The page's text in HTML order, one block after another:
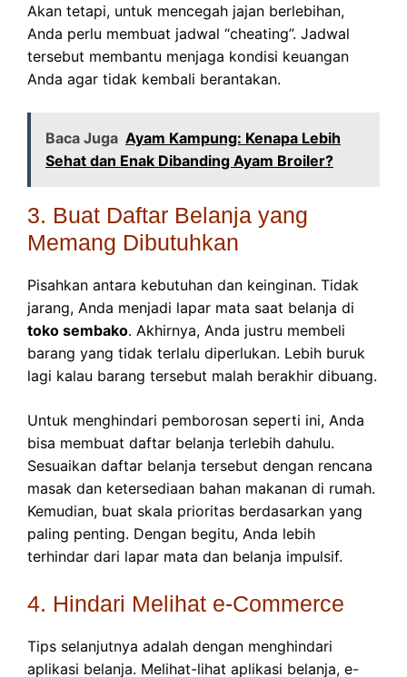
Akan tetapi, untuk mencegah jajan berlebihan,
Anda perlu membuat jadwal “cheating”. Jadwal
tersebut membantu menjaga kondisi keuangan
Anda agar tidak kembali berantakan.
Baca Juga Ayam Kampung: Kenapa Lebih
Sehat dan Enak Dibanding Ayam Broiler?
3. Buat Daftar Belanja yang
Memang Dibutuhkan
Pisahkan antara kebutuhan dan keinginan. Tidak
jarang, Anda menjadi lapar mata saat belanja di
toko sembako. Akhirnya, Anda justru membeli
barang yang tidak terlalu diperlukan. Lebih buruk
lagi kalau barang tersebut malah berakhir dibuang.
Untuk menghindari pemborosan seperti ini, Anda
bisa membuat daftar belanja terlebih dahulu.
Sesuaikan daftar belanja tersebut dengan rencana
masak dan ketersediaan bahan makanan di rumah.
Kemudian, buat skala prioritas berdasarkan yang
paling penting. Dengan begitu, Anda lebih
terhindar dari lapar mata dan belanja impulsif.
4. Hindari Melihat e-Commerce
Tips selanjutnya adalah dengan menghindari
aplikasi belanja. Melihat-lihat aplikasi belanja, e-